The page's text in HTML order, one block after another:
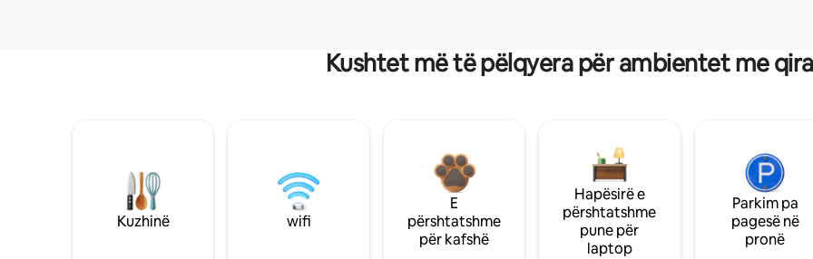
Kushtet më të pëlqyera për ambientet me
Kuzhinë wifi
E
përshtatshme
për kafshë
Hapësirë e
përshtatshme
pune për
laptop
Parkim pa
pagesë në
pronë